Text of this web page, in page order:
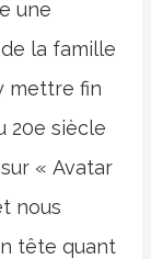
une
la famille
mettre fin
20e siècle
« Avatar
nous
tête quant